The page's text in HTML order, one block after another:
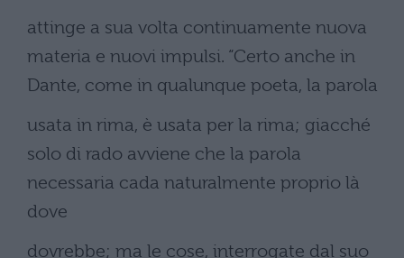
attinge a sua volta continuamente nuova
materia e nuovi impulsi. “Certo anche in
Dante, come in qualunque poeta, la parola
usata in rima, è usata per la rima; giacché
solo di rado avviene che la parola
necessaria cada naturalmente proprio là
dove
dovrebbe; ma le cose, interrogate dal suo